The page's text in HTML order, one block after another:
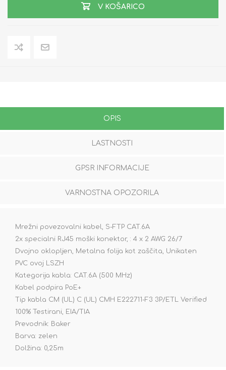
V KOŠARICO
OPIS
LASTNOSTI
GPSR INFORMACIJE
VARNOSTNA OPOZORILA
Mrežni povezovalni kabel, S-FTP CAT.6A
2x specialni RJ45 moški konektor, : 4 x 2 AWG 26/7
Dvojno oklopljen, Metalna folija kot zaščita, Unikaten
PVC ovoj LSZH
Kategorija kabla: CAT.6A (500 MHz)
Kabel podpira PoE+
Tip kabla CM (UL) C (UL) CMH E222711-F3 3P/ETL Verified
100% Testirani, EIA/TIA
Prevodnik: Baker
Barva: zelen
Dolžina: 0,25m